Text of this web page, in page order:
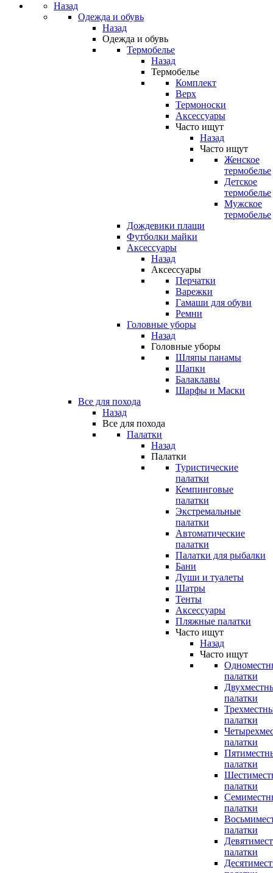
Назад
Одежда и обувь
Назад
Одежда и обувь
Термобелье
Назад
Термобелье
Комплект
Верх
Термоноски
Аксессуары
Часто ищут
Назад
Часто ищут
Женское
термобелье
Детское
термобелье
Мужское
термобелье
Дождевики плащи
Футболки майки
Аксессуары
Назад
Аксессуары
Перчатки
Варежки
Гамаши для обуви
Ремни
Головные уборы
Назад
Головные уборы
Шляпы панамы
Шапки
Балаклавы
Шарфы и Маски
Все для похода
Назад
Все для похода
Палатки
Назад
Палатки
Туристические
палатки
Кемпинговые
палатки
Экстремальные
палатки
Автоматические
палатки
Палатки для рыбалки
Бани
Души и туалеты
Шатры
Тенты
Аксессуары
Пляжные палатки
Часто ищут
Назад
Часто ищут
палатки
палатки
палатки
палатки
палатки
палатки
палатки
палатки
палатки